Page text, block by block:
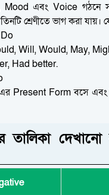
এবং Voice গঠনে
শ্রেণীতে ভাগ করা যায়।
Will, Would, May,
Had better.
Present Form বসে এবং
তালিকা